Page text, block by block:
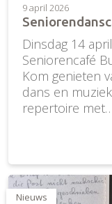
9 april 2026
Dinsdag 14
Seniorencafé
Kom genieten
dans en
repertoire
Nieuws